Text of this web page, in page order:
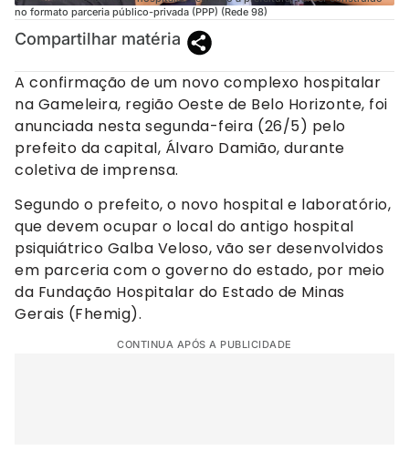
no formato parceria público-privada (PPP) (Rede 98)
Compartilhar matéria
A confirmação de um novo complexo hospitalar
na Gameleira, região Oeste de Belo Horizonte, foi
anunciada nesta segunda-feira (26/5) pelo
prefeito da capital, Álvaro Damião, durante
coletiva de imprensa.
Segundo o prefeito, o novo hospital e laboratório,
que devem ocupar o local do antigo hospital
psiquiátrico Galba Veloso, vão ser desenvolvidos
em parceria com o governo do estado, por meio
da Fundação Hospitalar do Estado de Minas
Gerais (Fhemig).
CONTINUA APÓS A PUBLICIDADE